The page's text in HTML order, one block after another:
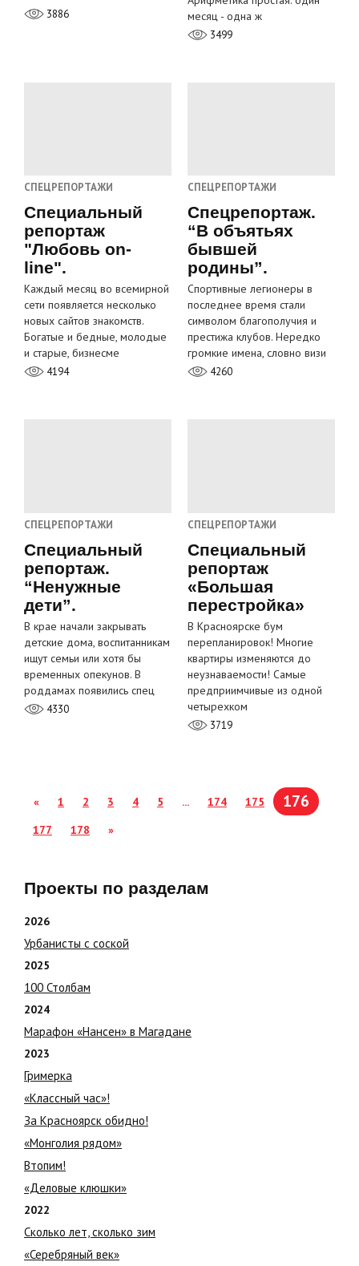
3886
месяц - одна ж
3499
СПЕЦРЕПОРТАЖИ
Специальный
репортаж
"Любовь on-
line".
Каждый месяц во всемирной
сети появляется несколько
новых сайтов знакомств.
Богатые и бедные, молодые
и старые, бизнесме
4194
СПЕЦРЕПОРТАЖИ
Спецрепортаж.
“В объятьях
бывшей
родины”.
Спортивные легионеры в
последнее время стали
символом благополучия и
престижа клубов. Нередко
громкие имена, словно визи
4260
СПЕЦРЕПОРТАЖИ
Специальный
репортаж.
“Ненужные
дети”.
В крае начали закрывать
детские дома, воспитанникам
ищут семьи или хотя бы
временных опекунов. В
роддамах появились спец
4330
СПЕЦРЕПОРТАЖИ
Специальный
репортаж
«Большая
перестройка»
В Красноярске бум
перепланировок! Многие
квартиры изменяются до
неузнаваемости! Самые
предприимчивые из одной
четырехком
3719
« 1 2 3 4 5 ... 174 175 176
177 178 »
Проекты по разделам
2026
Урбанисты с соской
2025
100 Столбам
2024
Марафон «Нансен» в Магадане
2023
Гримерка
«Классный час»!
За Красноярск обидно!
«Монголия рядом»
Втопим!
«Деловые клюшки»
2022
Сколько лет, сколько зим
«Серебряный век»